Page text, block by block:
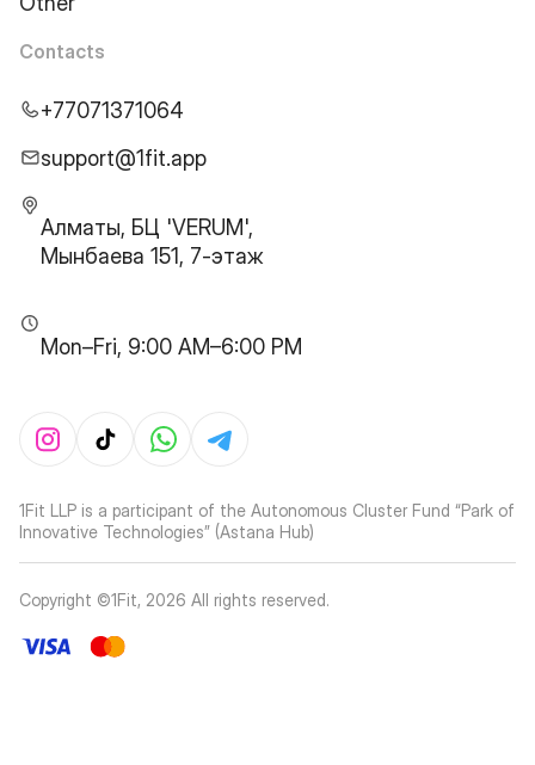
Contacts
+77071371064
support@1fit.app
Алматы, БЦ 'VERUM',
Мынбаева 151, 7-этаж
Mon–Fri, 9:00 AM–6:00 PM
1Fit LLP is a participant of the Autonomous Cluster Fund “Park of
Innovative Technologies” (Astana Hub)
Copyright ©1Fit, 2026 All rights reserved.